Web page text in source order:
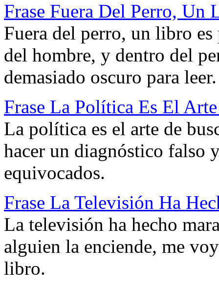
Frase Fuera Del Perro, Un
Fuera del perro, un libro
del hombre, y dentro del
demasiado oscuro para leer.
Frase La Política Es El
La política es el arte de
hacer un diagnóstico falso
equivocados.
Frase La Televisión Ha
La televisión ha hecho
alguien la enciende, me
libro.